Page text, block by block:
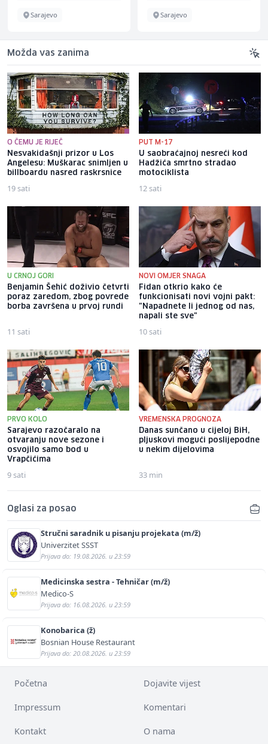
Sarajevo Sarajevo
Možda vas zanima
O ČEMU JE RIJEČ
Nesvakidašnji prizor u Los
Angelesu: Muškarac snimljen u
billboardu nasred raskrsnice
19 sati
PUT M-17
U saobraćajnoj nesreći kod
Hadžića smrtno stradao
motociklista
12 sati
U CRNOJ GORI
Benjamin Šehić doživio četvrti
poraz zaredom, zbog povrede
borba završena u prvoj rundi
11 sati
NOVI OMJER SNAGA
Fidan otkrio kako će
funkcionisati novi vojni pakt:
"Napadnete li jednog od nas,
napali ste sve"
10 sati
PRVO KOLO
Sarajevo razočaralo na
otvaranju nove sezone i
osvojilo samo bod u
Vrapčićima
9 sati
VREMENSKA PROGNOZA
Danas sunčano u cijeloj BiH,
pljuskovi mogući poslijepodne
u nekim dijelovima
33 min
Oglasi za posao
Stručni saradnik u pisanju projekata (m/ž)
Univerzitet SSST
Prijava do: 19.08.2026. u 23:59
Medicinska sestra - Tehničar (m/ž)
Medico-S
Prijava do: 16.08.2026. u 23:59
Konobarica (ž)
Bosnian House Restaurant
Prijava do: 20.08.2026. u 23:59
Početna Dojavite vijest
Impressum Komentari
Kontakt O nama